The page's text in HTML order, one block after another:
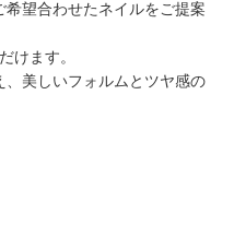
希望合わせたネイルをご提案
けます。
美しいフォルムとツヤ感の